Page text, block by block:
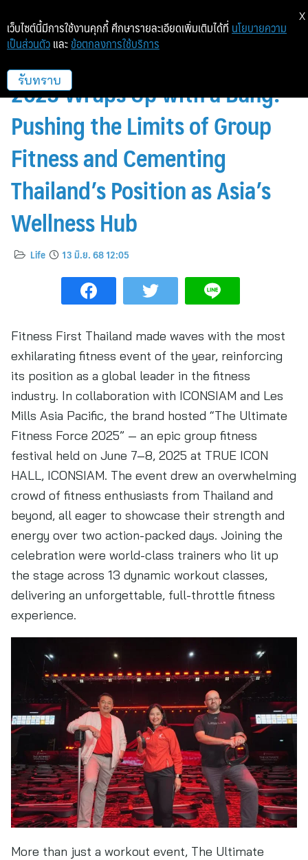
The Ultimate Fitness Force
2025 Wraps Up with a Bang!
Pushing the Limits of Group
Fitness and Cementing
Thailand’s Position as Asia’s
Wellness Hub
Life 13 มิ.ย. 68 12:05
Fitness First Thailand made waves with the most
exhilarating fitness event of the year, reinforcing
its position as a global leader in the fitness
industry. In collaboration with ICONSIAM and Les
Mills Asia Pacific, the brand hosted “The Ultimate
Fitness Force 2025” — an epic group fitness
festival held on June 7–8, 2025 at TRUE ICON
HALL, ICONSIAM. The event drew an overwhelming
crowd of fitness enthusiasts from Thailand and
beyond, all eager to showcase their strength and
energy over two action-packed days. Joining the
celebration were world-class trainers who lit up
the stage across 13 dynamic workout classes,
delivering an unforgettable, full-throttle fitness
experience.
More than just a workout event, The Ultimate
เว็บไซต์นี้มีการใช้งานคุกกี้ ศึกษารายละเอียดเพิ่มเติมได้ที่ นโยบายความ
เป็นส่วนตัว และ ข้อตกลงการใช้บริการ
รับทราบ
X